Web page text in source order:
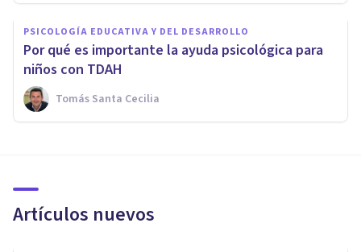
PSICOLOGÍA EDUCATIVA Y DEL DESARROLLO
Por qué es importante la ayuda psicológica para
niños con TDAH
Tomás Santa Cecilia
Artículos nuevos